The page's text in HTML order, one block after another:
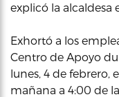
explicó la alcaldesa
Exhortó a los
Centro de Apoyo
lunes, 4 de febrero,
mañana a 4:00 de